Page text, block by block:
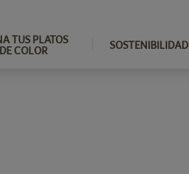
TUS PLATOS
DE COLOR
SOSTENIBILIDAD